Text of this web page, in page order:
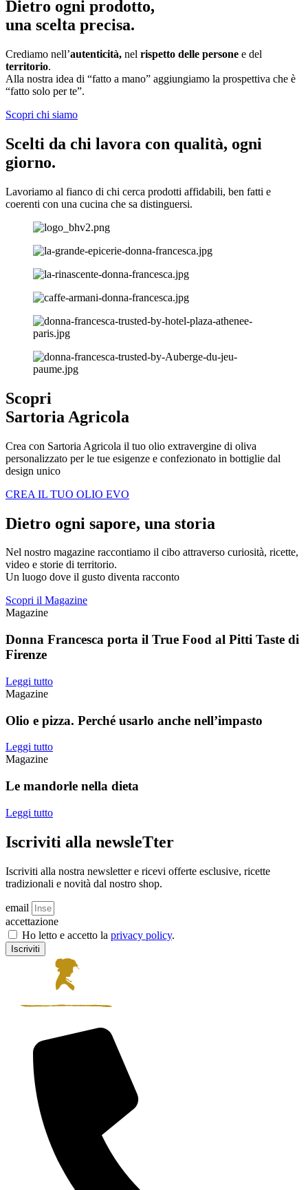
Dietro ogni prodotto,
una scelta precisa.
Crediamo nell’autenticità, nel rispetto delle persone e del
territorio.
Alla nostra idea di “fatto a mano” aggiungiamo la prospettiva che è
“fatto solo per te”.
Scopri chi siamo
Scelti da chi lavora con qualità, ogni
giorno.
Lavoriamo al fianco di chi cerca prodotti affidabili, ben fatti e
coerenti con una cucina che sa distinguersi.
Scopri
Sartoria Agricola
Crea con Sartoria Agricola il tuo olio extravergine di oliva
personalizzato per le tue esigenze e confezionato in bottiglie dal
design unico
CREA IL TUO OLIO EVO
Dietro ogni sapore, una storia
Nel nostro magazine raccontiamo il cibo attraverso curiosità, ricette,
video e storie di territorio.
Un luogo dove il gusto diventa racconto
Scopri il Magazine
Magazine
Donna Francesca porta il True Food al Pitti Taste di
Firenze
Leggi tutto
Magazine
Olio e pizza. Perché usarlo anche nell’impasto
Leggi tutto
Magazine
Le mandorle nella dieta
Leggi tutto
Iscriviti alla newsleTter
Iscriviti alla nostra newsletter e ricevi offerte esclusive, ricette
tradizionali e novità dal nostro shop.
email
accettazione
Ho letto e accetto la privacy policy.
Iscriviti